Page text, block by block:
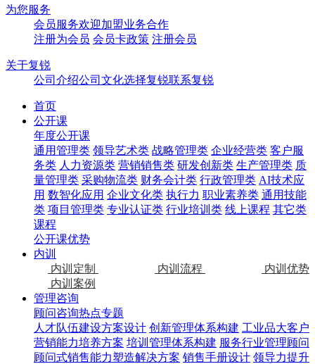
为您服务
会员服务欢迎加盟业务合作
注册为会员 会员卡政策 注册会员
关于复锐
公司介绍公司文化选择复锐联系复锐
首页
公开课
年度公开课
通用管理类 领导艺术类 战略管理类 企业经营类 客户服
务类 人力资源类 营销销售类 研发创新类 生产管理类 质
量管理类 采购物流类 财务会计类 行政管理类 AI技术应
用 数智化应用 企业文化类 执行力 职业素养类 通用技能
类 项目管理类 专业认证类 行业培训类 线上课程 其它类
课程
公开课优势
内训
内训定制
内训流程
内训优势
内训案例
管理咨询
顾问咨询热点专题
人才队伍建设方案设计 创新管理体系构建 工业品大客户
营销能力培养方案 培训管理体系构建 服务行业管理顾问
顾问式销售能力塑造解决方案 销售手册设计 领导力提升